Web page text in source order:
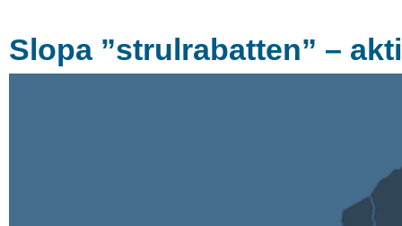
Slopa ”strulrabatten” –